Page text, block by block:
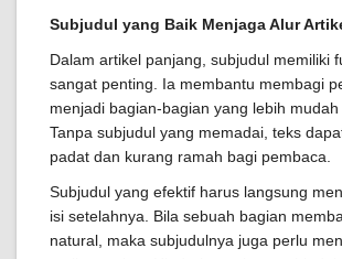
Subjudul yang Baik Menjaga Alur
Dalam artikel panjang, subjudul memiliki
sangat penting. Ia membantu membagi
menjadi bagian-bagian yang lebih mudah
Tanpa subjudul yang memadai, teks
padat dan kurang ramah bagi pembaca.
Subjudul yang efektif harus langsung
isi setelahnya. Bila sebuah bagian
natural, maka subjudulnya juga perlu